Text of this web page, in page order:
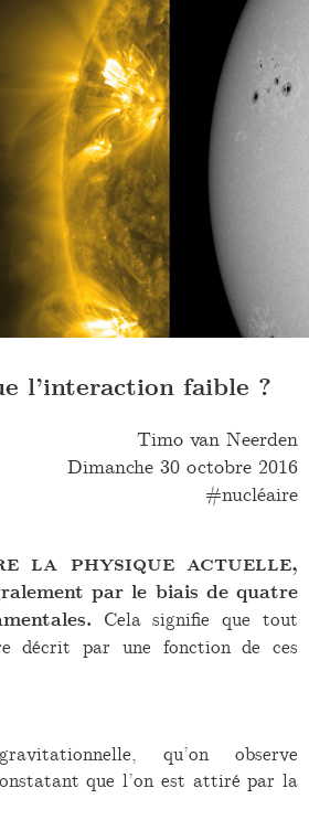
l’interaction faible ?
Timo van Neerden
Dimanche 30 octobre 2016
nucléaire
la physique actuelle,
par le biais de quatre
Cela signifie que tout
décrit par une fonction de ces
qu’on observe
que l’on est attiré par la